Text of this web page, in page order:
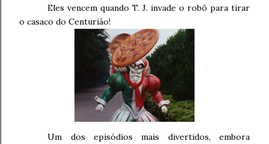
Eles vencem quando T. J. invade o robô para tirar
o casaco do Centurião!
Um dos episódios mais divertidos, embora